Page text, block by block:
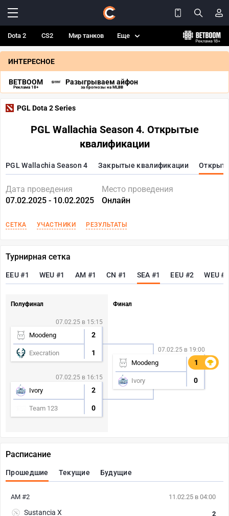
Dota 2 CS2 Мир танков Еще
ИНТЕРЕСНОЕ
BETBOOM
Реклама 18+
Разыгрываем айфон
за прогнозы на MLBB
PGL Dota 2 Series
PGL Wallachia Season 4. Открытые
квалификации
PGL Wallachia Season 4 Закрытые квалификации
Дата проведения
07.02.2025 - 10.02.2025
Место проведения
Онлайн
СЕТКА УЧАСТНИКИ РЕЗУЛЬТАТЫ
Турнирная сетка
EEU #1 WEU #1 AM #1 CN #1 SEA #1 EEU #2 WEU
Полуфинал
07.02.25 в 15:15
Moodeng 2
Execration 1
07.02.25 в 16:15
Ivory 2
Team 123 0
Финал
07.02.25 в 19:00
Moodeng 1
1
Ivory 0
Расписание
Прошедшие Текущие Будущие
11.02.25 в 04:00
Sustancia X
2
AM #2